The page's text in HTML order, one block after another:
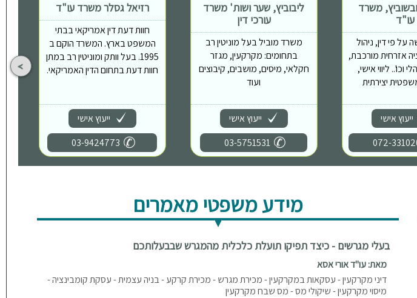
משרד
עו"ד
על פי דין, ניהול
אזרחית מורכבת,
ליווי אישי,
יצירתית
ייעוץ אישי
072-
ליבוביץ, שער ושות' משרד
עורכי דין
משרד מוביל בעל מוניטין רב
בתחומים: מקרקעין, מגזר
חקלאי, מיסים, מושבים, קיבוצים
ועוד
ייעוץ אישי
03-5751531
רזיאל גסלר משרד עו"ד
חוות דעת דין אמריקאי בבתי
המשפט בארץ. המשרד הוקם ב
1995. בעל וותק ומוניטין רב במתן
חוות דעת בתחום הדין האמריקאי.
ייעוץ אישי
03-9424773
מידע משפטי מאמרים
בעלי מגרשים - כיצד תפיקו תועלת כלכלית מהמגרש שבבעלותכם
מאת: עו"ד אורי אסא
דיני מקרקעין - עסקאות במקרקעין - מכירת מגרש - מכירת קרקע - בניה עצמית - עסקת קומבינציה -
מיסוי מקרקעין - שיקולי מס - מס שבח מקרקעין